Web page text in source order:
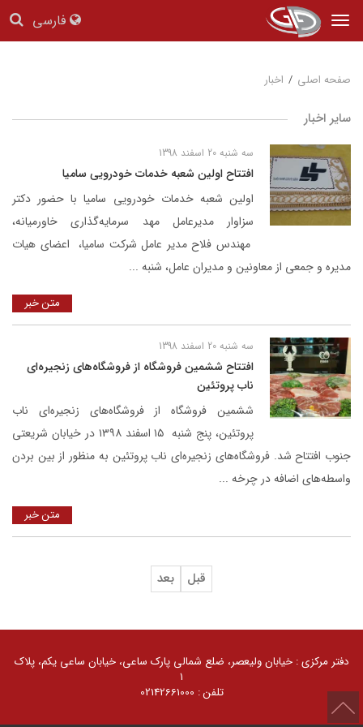
فارسی
صفحه اصلی / اخبار
سایر اخبار
سه شنبه 20 اسفند 1398
افتتاح اولین شعبه خدمات خودرویی سامیا
اولین شعبه خدمات خودرویی سامیا با حضور دکتر
سزاوار مدیرعامل مهد سرمایه‌گذاری خاورمیانه‌،
مهندس فلاح مدیر عامل شرکت سامیا‌، اعضای هیات
مدیره و جمعی از معاونین و مدیران عامل، شنبه ...
متن خبر
سه شنبه 20 اسفند 1398
افتتاح ششمین فروشگاه از فروشگاه‌‌های زنجیره‌ای
ناب پروتئین
ششمین فروشگاه از فروشگاه‌‌های زنجیره‌ای ناب
پروتئین، پنج شنبه ۱۵ اسفند ۱۳۹۸ در خیابان شریعتی
جنوب افتتاح شد. فروشگاه‌‌های زنجیره‌ای ناب پروتئین به منظور از بین بردن
واسطه‌های اضافه در چرخه ...
متن خبر
قبل بعد
دفتر مرکزی : خیابان ولیعصر، ضلع شمالی پارک ساعی، خیابان ساعی یکم، پلاک
۱
تلفن : 02142661000
صنعتی گلرنگ است. 1405 ©
توسعه توسط گلرنگ سیستم